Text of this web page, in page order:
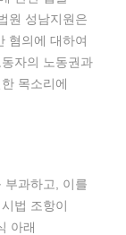
원 성남지원은
혐의에 대하여
자의 노동권과
목소리에
부과하고, 이를
법 조항이
아래